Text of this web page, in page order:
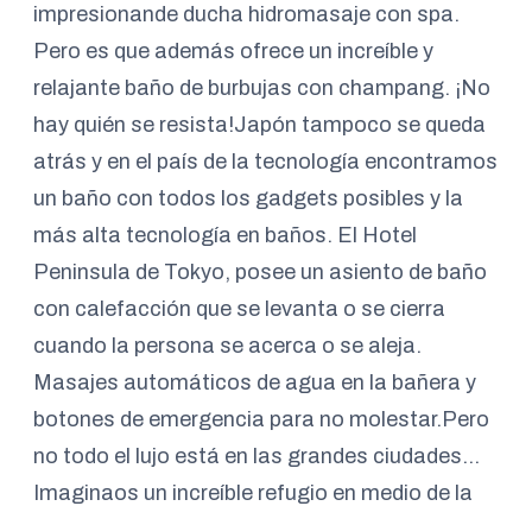
impresionande ducha hidromasaje con spa.
Pero es que además ofrece un increíble y
relajante baño de burbujas con champang. ¡No
hay quién se resista!Japón tampoco se queda
atrás y en el país de la tecnología encontramos
un baño con todos los gadgets posibles y la
más alta tecnología en baños. El Hotel
Peninsula de Tokyo, posee un asiento de baño
con calefacción que se levanta o se cierra
cuando la persona se acerca o se aleja.
Masajes automáticos de agua en la bañera y
botones de emergencia para no molestar.Pero
no todo el lujo está en las grandes ciudades…
Imaginaos un increíble refugio en medio de la